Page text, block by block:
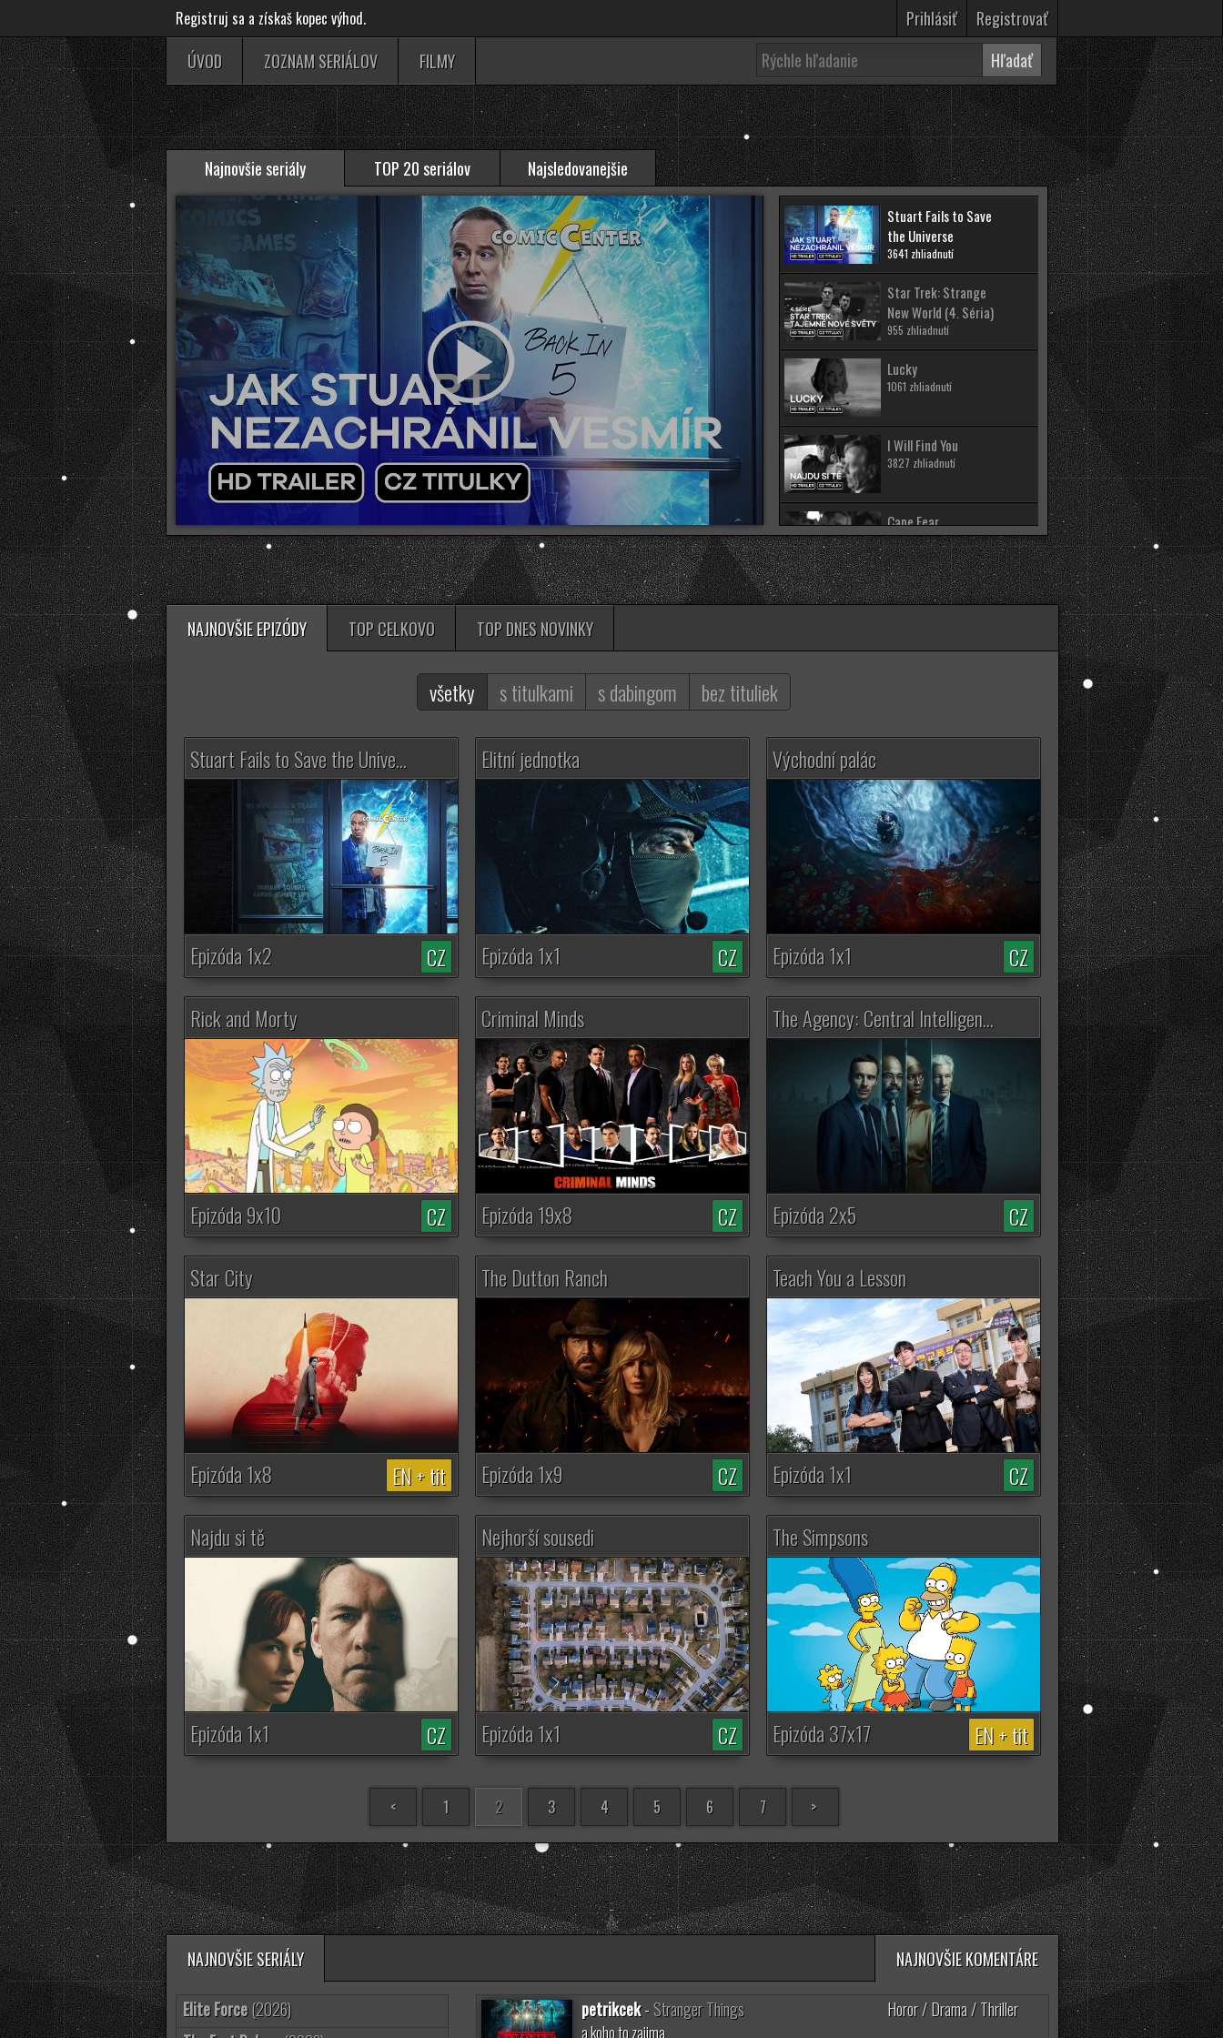
Registruj sa a získaš kopec výhod. Prihlásiť
Registrovať
ÚVOD
ZOZNAM SERIÁLOV FILMY
Najnovšie seriály TOP 20 seriálov Najsledovanejšie
Stuart Fails to Save
the Universe
3641 zhliadnutí
Star Trek: Strange
New World (4. Séria)
955 zhliadnutí
Lucky
1061 zhliadnutí
I Will Find You
3827 zhliadnutí
Cape Fear
1652 zhliadnutí
Silo (3. Séria)
5293 zhliadnutí
Spider-Noir
7102 zhliadnutí
Rick and Morty (9.
Séria)
Ranč Duttonových
3417 zhliadnutí
Widow's Bay
4222 zhliadnutí
From (4. Séria)
18484 zhliadnutí
Star Wars - Maul: Pán
stínů
2761 zhliadnutí
The Boys (5. Séria)
8415 zhliadnutí
Harry Hole
3678 zhliadnutí
XO, Kitty (3. Séria)
Daredevil: Born Again
(2. Séria)
3492 zhliadnutí
Invincible (4. Séria)
6030 zhliadnutí
NAJNOVŠIE EPIZÓDY TOP CELKOVO TOP DNES NOVINKY
všetky s titulkami s dabingom bez tituliek
Stuart Fails to Save the Unive...
Epizóda 1x2 CZ
Elitní jednotka
Epizóda 1x1 CZ
Východní palác
Epizóda 1x1 CZ
Rick and Morty
Epizóda 9x10 CZ
Criminal Minds
Epizóda 19x8 CZ
The Agency: Central Intelligen...
Epizóda 2x5 CZ
Star City
Epizóda 1x8 EN + tit
The Dutton Ranch
Epizóda 1x9 CZ
Teach You a Lesson
Epizóda 1x1 CZ
Najdu si tě
Epizóda 1x1 CZ
Nejhorší sousedi
Epizóda 1x1 CZ
The Simpsons
Epizóda 37x17 EN + tit
< 1 2 3 4 5 6 7 >
NAJNOVŠIE SERIÁLY NAJNOVŠIE KOMENTÁRE
Elite Force(2026)
petrikcek-Stranger Things Horor / Drama / Thriller
a koho to zajima